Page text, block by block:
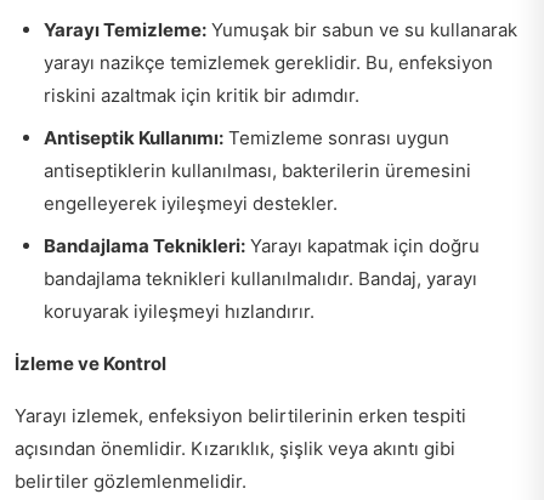
Yarayı Temizleme: Yumuşak bir sabun ve su kullanarak
yarayı nazikçe temizlemek gereklidir. Bu, enfeksiyon
riskini azaltmak için kritik bir adımdır.
Antiseptik Kullanımı: Temizleme sonrası uygun
antiseptiklerin kullanılması, bakterilerin üremesini
engelleyerek iyileşmeyi destekler.
Bandajlama Teknikleri: Yarayı kapatmak için doğru
bandajlama teknikleri kullanılmalıdır. Bandaj, yarayı
koruyarak iyileşmeyi hızlandırır.
İzleme ve Kontrol
Yarayı izlemek, enfeksiyon belirtilerinin erken tespiti
açısından önemlidir. Kızarıklık, şişlik veya akıntı gibi
belirtiler gözlemlenmelidir.